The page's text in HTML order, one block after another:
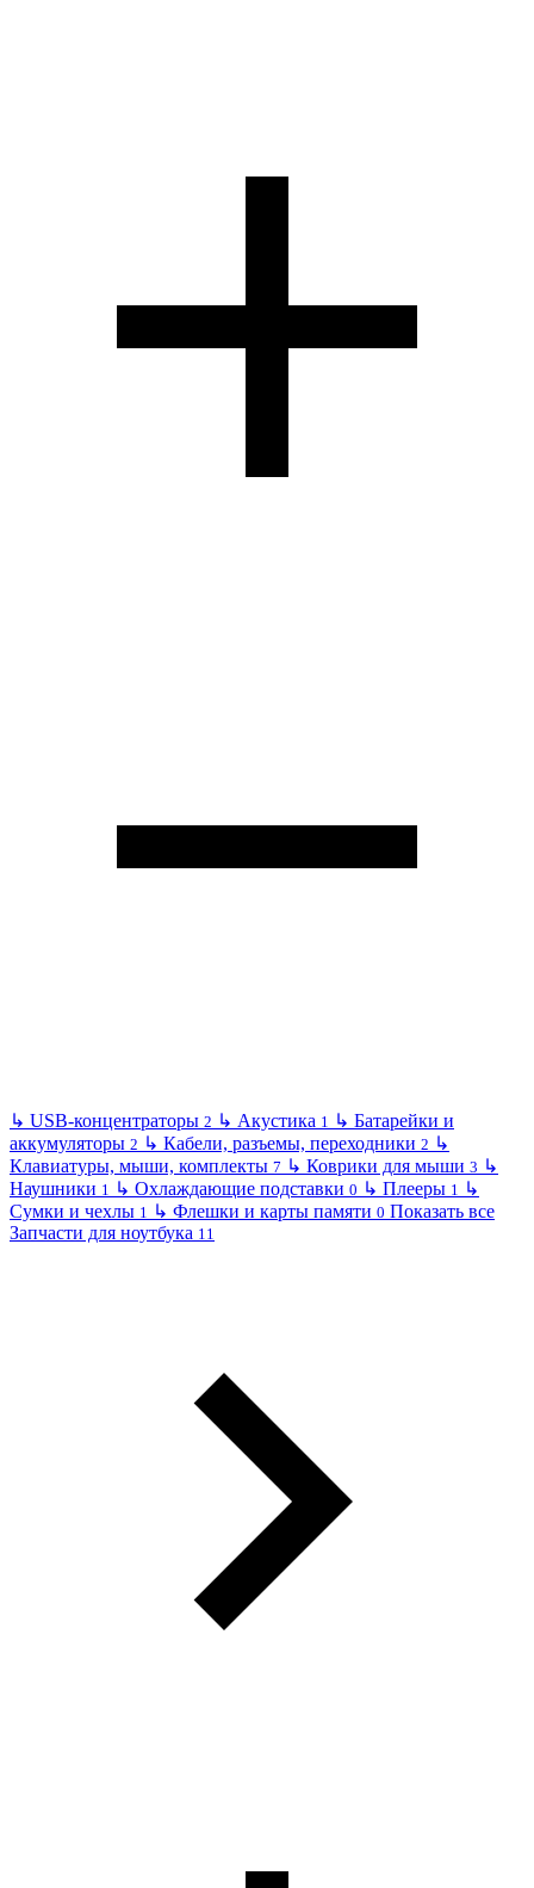
↳ USB-концентраторы 2 ↳ Акустика 1 ↳ Батарейки и
аккумуляторы 2 ↳ Кабели, разъемы, переходники 2 ↳
Клавиатуры, мыши, комплекты 7 ↳ Коврики для мыши 3 ↳
Наушники 1 ↳ Охлаждающие подставки 0 ↳ Плееры 1 ↳
Сумки и чехлы 1 ↳ Флешки и карты памяти 0 Показать все
Запчасти для ноутбука 11